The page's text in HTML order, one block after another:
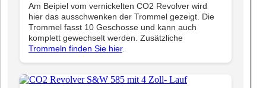
Am Beipiel vom vernickelten CO2 Revolver wird
hier das ausschwenken der Trommel gezeigt. Die
Trommel fasst 10 Geschosse und kann auch
komplett gewechselt werden. Zusätzliche
Trommeln finden Sie hier.